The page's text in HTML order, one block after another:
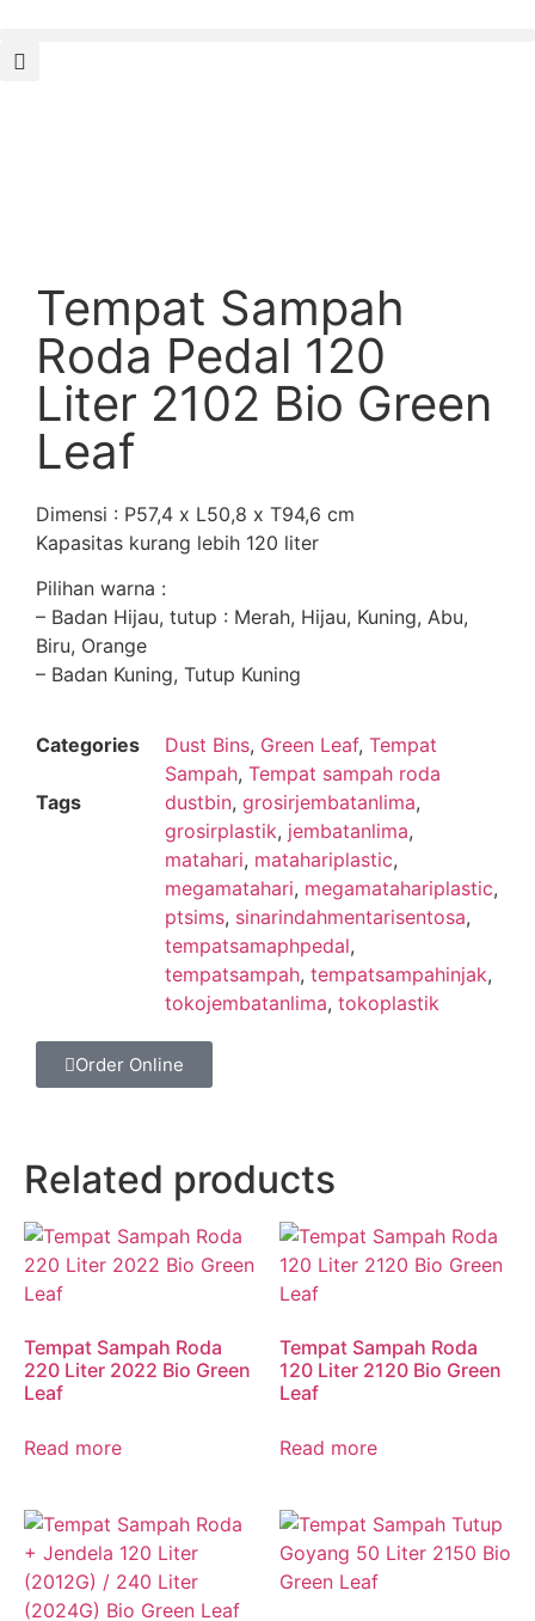
Tempat Sampah
Roda Pedal 120
Liter 2102 Bio Green
Leaf
Dimensi : P57,4 x L50,8 x T94,6 cm
Kapasitas kurang lebih 120 liter
Pilihan warna :
– Badan Hijau, tutup : Merah, Hijau, Kuning, Abu,
Biru, Orange
– Badan Kuning, Tutup Kuning
Categories Dust Bins, Green Leaf, Tempat
Sampah, Tempat sampah roda
Tags
dustbin, grosirjembatanlima,
grosirplastik, jembatanlima,
matahari, matahariplastic,
megamatahari, megamatahariplastic,
ptsims, sinarindahmentarisentosa,
tempatsamaphpedal,
tempatsampah, tempatsampahinjak,
tokojembatanlima, tokoplastik
Order Online
Related products
Tempat Sampah Roda
220 Liter 2022 Bio Green
Leaf
Read more
Tempat Sampah Roda
120 Liter 2120 Bio Green
Leaf
Read more